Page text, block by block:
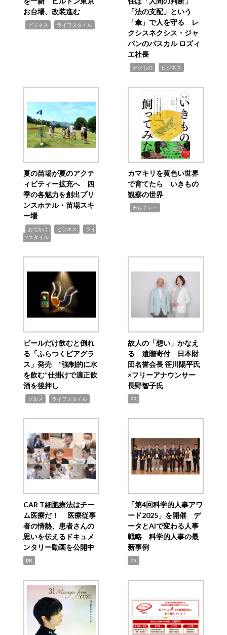
お台場、改装進む
ビジネス ライフスタイル
「法の支配」という
「傘」で人を守る レ
クシスネクシス・ジャ
パンのパスカル ロズィ
エ社長
デジもの ビジネス
夏の苗場が夏のアクテ
ィビティー拡充へ 四
季の各魅力を創出プリ
ンスホテル・苗場スキ
ー場
おでかけ ビジネス
ライ
フスタイル
カマキリを黄色い世界
で育てたら いきもの
観察の世界
カルチャー
ビールだけ飲むと倒れ
る「ふらつくビアグラ
ス」発売 “強制的に水
を飲む”仕掛けで適正飲
酒を後押し
グルメ ライフスタイル
故人の「想い」かなえ
る 遺贈寄付 日本財
団名誉会長 笹川陽平氏
×フリーアナウンサー
長野智子氏
PR
CAR T細胞療法はチー
ム医療だ！ 医療従事
者の情熱、患者さんの
思いを伝えるドキュメ
ンタリー動画を公開中
PR
「第4回科学的人事アワ
ード2025」を開催 デ
ータとAIで変わる人事
戦略 科学的人事の最
新事例
PR